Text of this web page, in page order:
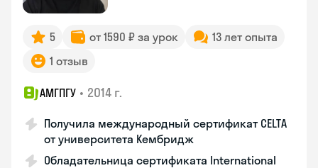
5 от 1590 ₽ за урок
13 лет опыта
1 отзыв
АМГПГУ • 2014 г.
Получила международный сертификат CELTA
от университета Кембридж
Обладательница сертификата International